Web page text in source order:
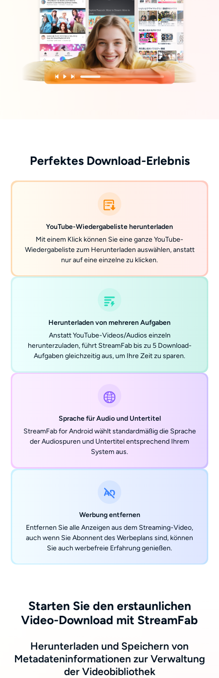
Perfektes Download-Erlebnis
YouTube-Wiedergabeliste herunterladen
Mit einem Klick können Sie eine ganze YouTube-
Wiedergabeliste zum Herunterladen auswählen, anstatt
nur auf eine einzelne zu klicken.
Herunterladen von mehreren Aufgaben
Anstatt YouTube-Videos/Audios einzeln
herunterzuladen, führt StreamFab bis zu 5 Download-
Aufgaben gleichzeitig aus, um Ihre Zeit zu sparen.
Sprache für Audio und Untertitel
StreamFab for Android wählt standardmäßig die Sprache
der Audiospuren und Untertitel entsprechend Ihrem
System aus.
Werbung entfernen
Entfernen Sie alle Anzeigen aus dem Streaming-Video,
auch wenn Sie Abonnent des Werbeplans sind, können
Sie auch werbefreie Erfahrung genießen.
Starten Sie den erstaunlichen
Video-Download mit StreamFab
Herunterladen und Speichern von
Metadateninformationen zur Verwaltung
der Videobibliothek